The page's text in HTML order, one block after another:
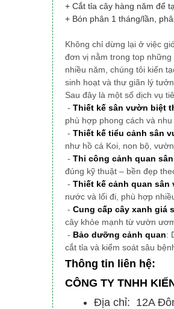
+ Cắt tỉa cây hàng năm để
+ Bón phân 1 tháng/lần,
Không chỉ dừng lại ở việc
đơn vị nằm trong top những
nhiều năm, chúng tôi kiến
sinh hoạt và thư giãn lý
Sau đây là một số dịch vụ
- Thiết kế sân vườn biệt
phù hợp phong cách và
- Thiết kế tiểu cảnh sân
như hồ cá Koi, non bộ,
- Thi công cảnh quan
đúng kỹ thuật – bền đẹp
- Thiết kế cảnh quan sân
nước và lối đi, phù hợp
- Cung cấp cây xanh giá
cây khỏe mạnh từ vườn
- Bảo dưỡng cảnh quan:
cắt tỉa và kiểm soát sâu
Thông tin liên hệ:
CÔNG TY TNHH
Địa chỉ: 12A